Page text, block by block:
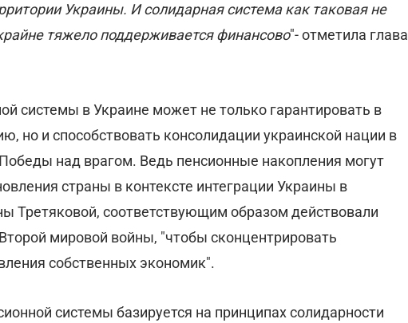
Украины. И солидарная система как таковая не
тяжело поддерживается финансово"- отметила глава
системы в Украине может не только гарантировать в
но и способствовать консолидации украинской нации в
над врагом. Ведь пенсионные накопления могут
страны в контексте интеграции Украины в
Третяковой, соответствующим образом действовали
мировой войны, "чтобы сконцентрировать
собственных экономик".
системы базируется на принципах солидарности